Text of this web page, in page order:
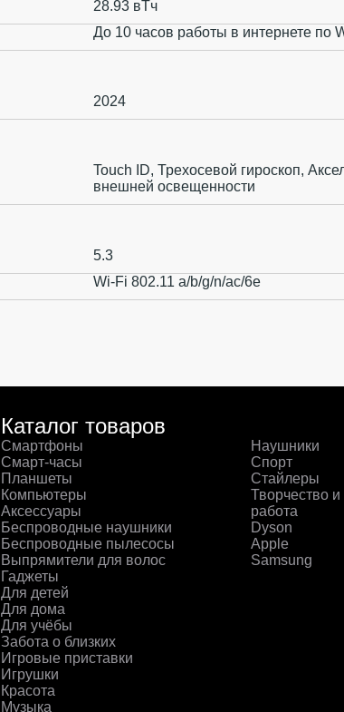
28.93 вТч
До 10 часов работы в интернете по
2024
Touch ID, Трехосевой гироскоп,
внешней освещенности
5.3
Wi-Fi 802.11 a/b/g/n/ac/6e
Каталог товаров
Смартфоны
Смарт-часы
Планшеты
Компьютеры
Аксессуары
Беспроводные наушники
Беспроводные пылесосы
Выпрямители для волос
Гаджеты
Для детей
Для дома
Для учёбы
Забота о близких
Игровые приставки
Игрушки
Красота
Музыка
Наушники
Спорт
Стайлеры
Творчество и
работа
Dyson
Apple
Samsung